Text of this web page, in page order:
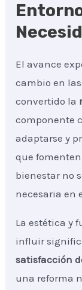
El avance
cambio en
convertido la
componente
adaptarse y
que
bienestar no
necesaria en
La estética y
influir
satisfacción
una reforma